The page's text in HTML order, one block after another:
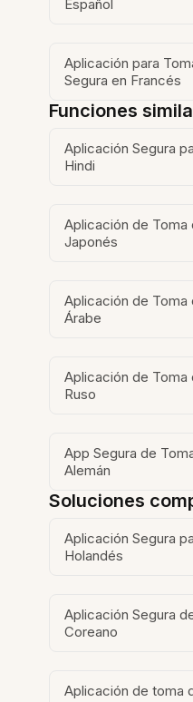
Español
Aplicación para
Segura en Francés
Funciones
Aplicación Segura
Hindi
Aplicación de Toma
Japonés
Aplicación de Toma
Árabe
Aplicación de Toma
Ruso
App Segura de
Alemán
Soluciones
Aplicación Segura
Holandés
Aplicación Segura
Coreano
Aplicación de toma